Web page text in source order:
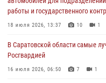
В Саратове сотрудники
женщине, попавшей в ДТП из-за
В Саратове продолжается
"Каникулы с Росгвардией"
работы и государственного
18 июля 2026, 13:37 10 1
В Саратовской области самые
Росгвардией
16 июля 2026, 06:50 7 1